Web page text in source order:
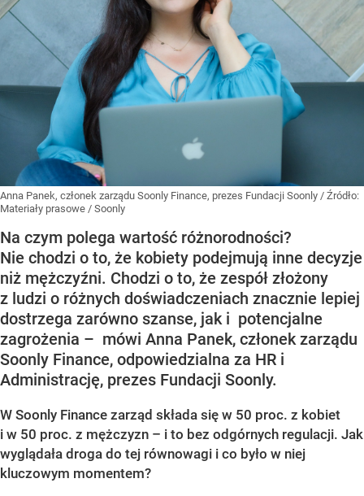
Anna Panek, członek zarządu Soonly Finance, prezes Fundacji Soonly / Źródło:
Materiały prasowe / Soonly
Na czym polega wartość różnorodności?
Nie chodzi o to, że kobiety podejmują inne decyzje
niż mężczyźni. Chodzi o to, że zespół złożony
z ludzi o różnych doświadczeniach znacznie lepiej
dostrzega zarówno szanse, jak i potencjalne
zagrożenia – mówi Anna Panek, członek zarządu
Soonly Finance, odpowiedzialna za HR i
Administrację, prezes Fundacji Soonly.
W Soonly Finance zarząd składa się w 50 proc. z kobiet
i w 50 proc. z mężczyzn – i to bez odgórnych regulacji. Jak
wyglądała droga do tej równowagi i co było w niej
kluczowym momentem?